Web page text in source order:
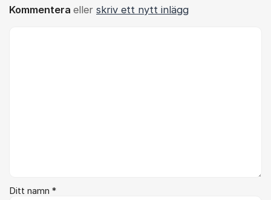
Kommentera eller skriv ett nytt inlägg
Ditt namn *